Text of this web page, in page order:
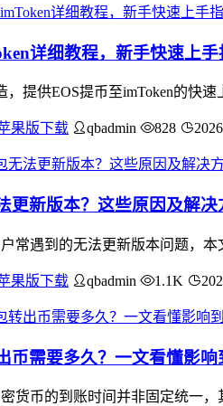
详细教程，新手快速上手
，提供EOS提币至imToken的快
果版下载 qbadmin 828
更新版本？这些原因及解
常遇到的无法更新版本问题，
果版下载 qbadmin 1.1K
币需要多久？一文看懂影
货币的到账时间并非固定统一